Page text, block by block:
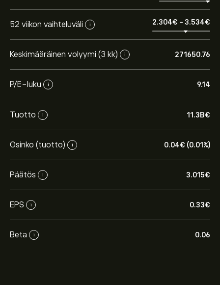
52 viikon vaihteluväli i 2.304‎€‎ - 3.534‎€‎
Keskimääräinen volyymi (3 kk) i 271650.76
P/E-luku i 9.14
Tuotto i 11.3B‎€‎
Osinko (tuotto) i 0.04‎€‎ (0.01%)
Päätös i 3.015‎€‎
EPS i 0.33‎€‎
Beta i 0.06
Osakkeen GEST.MC hinta tänään on 3.015‎€‎.
Luo tilieToroon saadaksesi asiantuntijoiden ennusteet
Asiantuntijoiden ennusteet Gestamp Automocion
osakkeelle perustuen markkinatrendeihin,
talousraportteihin ja odotettuun kasvuun. Katso
viimeisimmät ennusteet tulevaisuuden